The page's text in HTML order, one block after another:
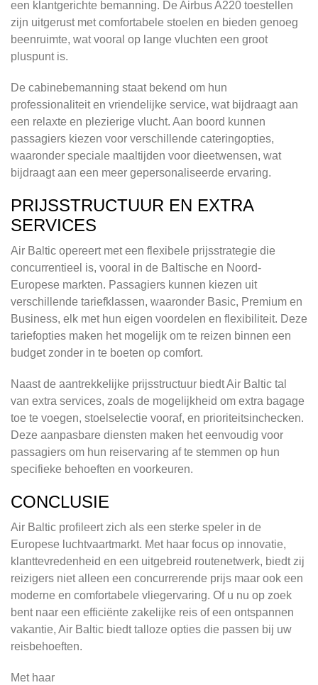
een klantgerichte bemanning. De Airbus A220 toestellen
zijn uitgerust met comfortabele stoelen en bieden genoeg
beenruimte, wat vooral op lange vluchten een groot
pluspunt is.
De cabinebemanning staat bekend om hun
professionaliteit en vriendelijke service, wat bijdraagt aan
een relaxte en plezierige vlucht. Aan boord kunnen
passagiers kiezen voor verschillende cateringopties,
waaronder speciale maaltijden voor dieetwensen, wat
bijdraagt aan een meer gepersonaliseerde ervaring.
PRIJSSTRUCTUUR EN EXTRA
SERVICES
Air Baltic opereert met een flexibele prijsstrategie die
concurrentieel is, vooral in de Baltische en Noord-
Europese markten. Passagiers kunnen kiezen uit
verschillende tariefklassen, waaronder Basic, Premium en
Business, elk met hun eigen voordelen en flexibiliteit. Deze
tariefopties maken het mogelijk om te reizen binnen een
budget zonder in te boeten op comfort.
Naast de aantrekkelijke prijsstructuur biedt Air Baltic tal
van extra services, zoals de mogelijkheid om extra bagage
toe te voegen, stoelselectie vooraf, en prioriteitsinchecken.
Deze aanpasbare diensten maken het eenvoudig voor
passagiers om hun reiservaring af te stemmen op hun
specifieke behoeften en voorkeuren.
CONCLUSIE
Air Baltic profileert zich als een sterke speler in de
Europese luchtvaartmarkt. Met haar focus op innovatie,
klanttevredenheid en een uitgebreid routenetwerk, biedt zij
reizigers niet alleen een concurrerende prijs maar ook een
moderne en comfortabele vliegervaring. Of u nu op zoek
bent naar een efficiënte zakelijke reis of een ontspannen
vakantie, Air Baltic biedt talloze opties die passen bij uw
reisbehoeften.
Met haar